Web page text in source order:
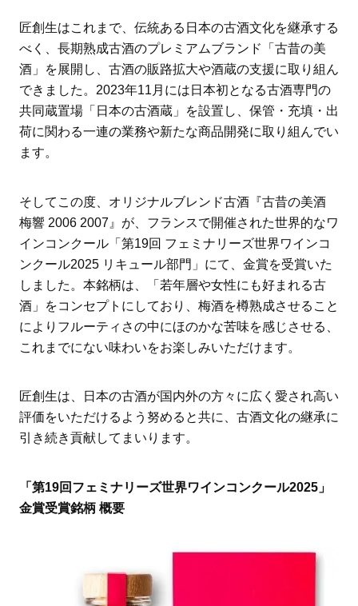
匠創生はこれまで、伝統ある日本の古酒文化を継承する
べく、長期熟成古酒のプレミアムブランド「古昔の美
酒」を展開し、古酒の販路拡大や酒蔵の支援に取り組ん
できました。2023年11月には日本初となる古酒専門の
共同蔵置場「日本の古酒蔵」を設置し、保管・充填・出
荷に関わる一連の業務や新たな商品開発に取り組んでい
ます。
そしてこの度、オリジナルブレンド古酒『古昔の美酒
梅響 2006 2007』が、フランスで開催された世界的なワ
インコンクール「第19回 フェミナリーズ世界ワインコ
ンクール2025 リキュール部門」にて、金賞を受賞いた
しました。本銘柄は、「若年層や女性にも好まれる古
酒」をコンセプトにしており、梅酒を樽熟成させること
によりフルーティさの中にほのかな苦味を感じさせる、
これまでにない味わいをお楽しみいただけます。
匠創生は、日本の古酒が国内外の方々に広く愛され高い
評価をいただけるよう努めると共に、古酒文化の継承に
引き続き貢献してまいります。
「第19回フェミナリーズ世界ワインコンクール2025」
金賞受賞銘柄 概要